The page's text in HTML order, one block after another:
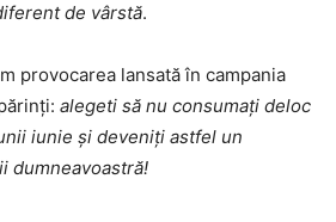
de vârstă.
provocarea lansată în campania
alegeti să nu consumați deloc
iunie și deveniți astfel un
dumneavoastră!